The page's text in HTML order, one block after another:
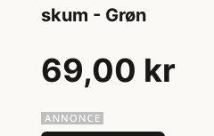
skum - Grøn
69,00 kr